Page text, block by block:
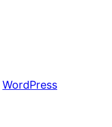
WordPress